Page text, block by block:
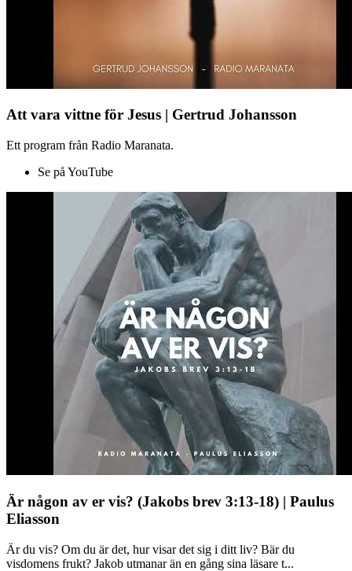
Att vara vittne för Jesus | Gertrud Johansson
Ett program från Radio Maranata.
Se på YouTube
Är någon av er vis? (Jakobs brev 3:13-18) | Paulus
Eliasson
Är du vis? Om du är det, hur visar det sig i ditt liv? Bär du
visdomens frukt? Jakob utmanar än en gång sina läsare t...